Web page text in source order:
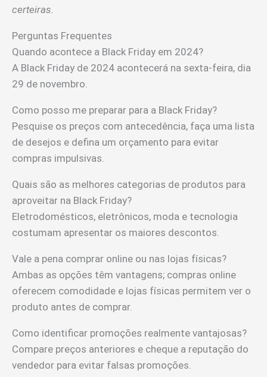
certeiras.
Perguntas Frequentes
Quando acontece a Black Friday em 2024?
A Black Friday de 2024 acontecerá na sexta-feira, dia
29 de novembro.
Como posso me preparar para a Black Friday?
Pesquise os preços com antecedência, faça uma lista
de desejos e defina um orçamento para evitar
compras impulsivas.
Quais são as melhores categorias de produtos para
aproveitar na Black Friday?
Eletrodomésticos, eletrônicos, moda e tecnologia
costumam apresentar os maiores descontos.
Vale a pena comprar online ou nas lojas físicas?
Ambas as opções têm vantagens; compras online
oferecem comodidade e lojas físicas permitem ver o
produto antes de comprar.
Como identificar promoções realmente vantajosas?
Compare preços anteriores e cheque a reputação do
vendedor para evitar falsas promoções.